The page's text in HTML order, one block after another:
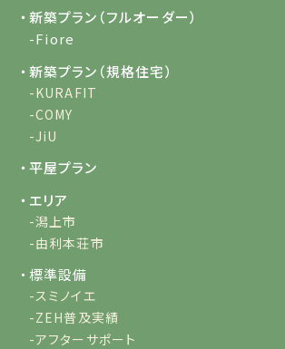
・新築プラン（フルオーダー）
-Fiore
・新築プラン（規格住宅）
-KURAFIT
-COMY
-JiU
・平屋プラン
・エリア
-潟上市
-由利本荘市
・標準設備
-スミノイエ
-ZEH普及実績
-アフターサポート